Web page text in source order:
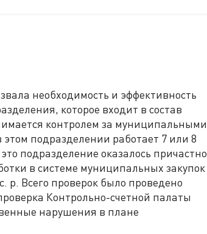
необходимость и эффективность
которое входит в состав
контролем за муниципальными
подразделении работает 7 или 8
подразделение оказалось причастно
в системе муниципальных закупок
р. Всего проверок было проведено
Контрольно-счетной палаты
нарушения в плане